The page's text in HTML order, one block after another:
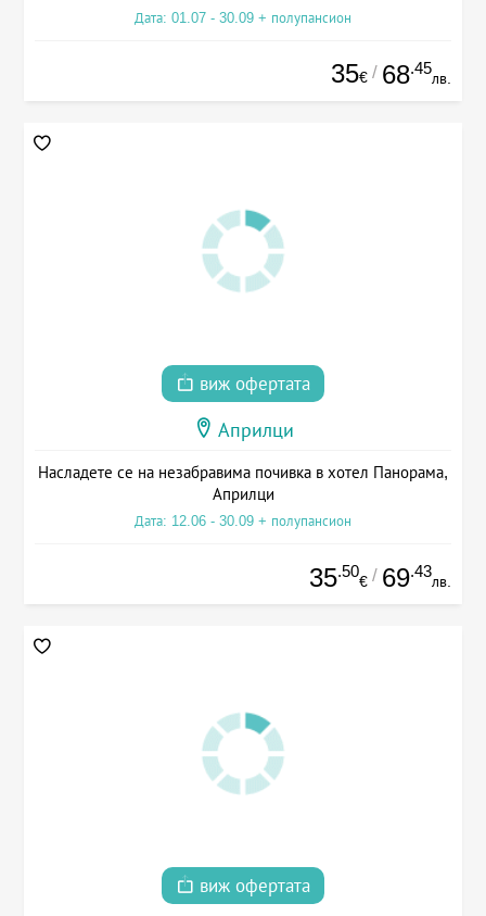
Дата: 01.07 - 30.09 + полупансион
35€ / 68.45
лв.
виж офертата
Априлци
Насладете се на незабравима почивка в хотел Панорама,
Априлци
Дата: 12.06 - 30.09 + полупансион
35.50
€ / 69.43
лв.
виж офертата